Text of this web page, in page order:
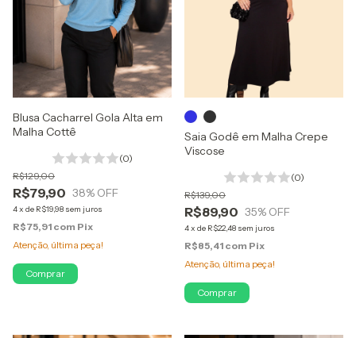
Blusa Cacharrel Gola Alta em
Malha Cottê
(0)
R$79,90
R$129,00
38% OFF
4x de R$19,98 sem juros
R$75,91 com Pix
Atenção, última peça!
Comprar
Saia Godê em Malha Crepe
Viscose
(0)
R$89,90
R$139,00
35% OFF
4x de R$22,48 sem juros
R$85,41 com Pix
Atenção, última peça!
Comprar